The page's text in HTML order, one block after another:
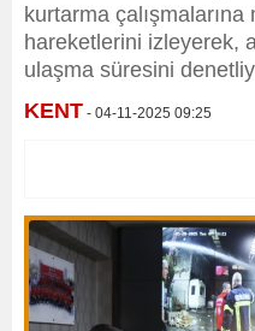
kurtarma
hareketlerini izleyerek,
ulaşma süresini
KENT - 04-11-2025 09:25